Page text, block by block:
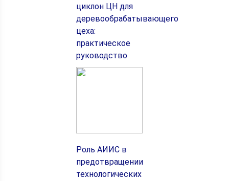
циклон ЦН для
деревообрабатывающего
цеха:
практическое
руководство
Роль АИИС в
предотвращении
технологических